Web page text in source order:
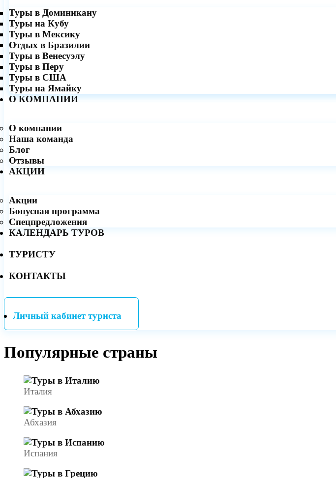
Туры в Доминикану
Туры на Кубу
Туры в Мексику
Отдых в Бразилии
Туры в Венесуэлу
Туры в Перу
Туры в США
Туры на Ямайку
О КОМПАНИИ
О компании
Наша команда
Блог
Отзывы
АКЦИИ
Акции
Бонусная программа
Спецпредложения
КАЛЕНДАРЬ ТУРОВ
ТУРИСТУ
КОНТАКТЫ
Личный кабинет туриста
Популярные страны
Италия
Абхазия
Испания